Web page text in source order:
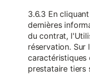
3.6.3 En
dernières
du contrat,
réservation. Sur
caractéristiques
prestataire tiers